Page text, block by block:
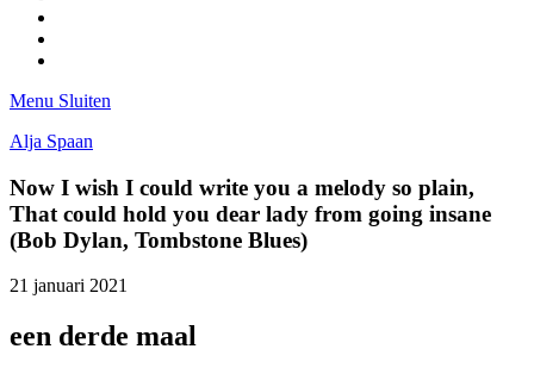
Menu Sluiten
Alja Spaan
Now I wish I could write you a melody so plain,
That could hold you dear lady from going insane
(Bob Dylan, Tombstone Blues)
21 januari 2021
een derde maal